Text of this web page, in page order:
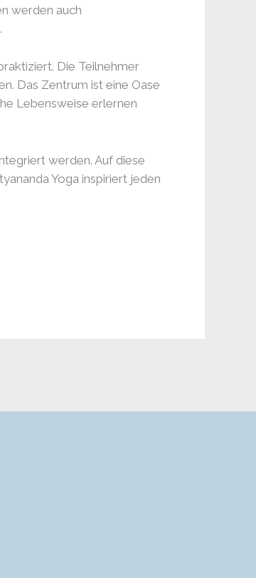
werden auch
Die Teilnehmer
Das Zentrum ist eine Oase
Lebensweise erlernen
werden. Auf diese
Yoga inspiriert jeden